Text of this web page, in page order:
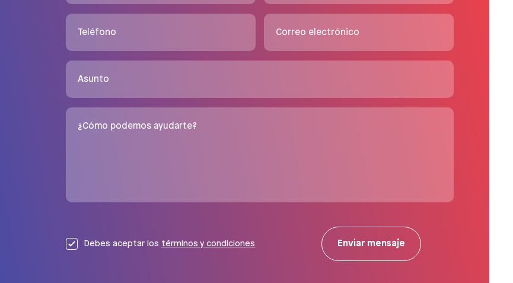
Teléfono Correo electrónico
Asunto
¿Cómo podemos ayudarte?
Debes aceptar los términos y condiciones Enviar mensaje